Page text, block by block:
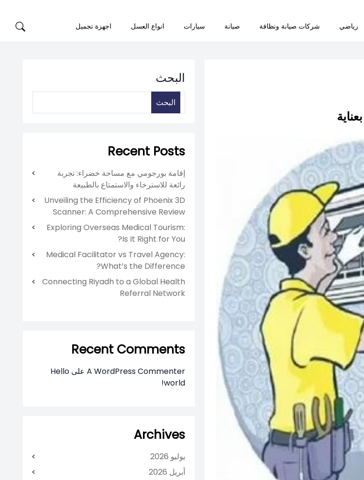
رياضي شركات صيانة ونظافة صيانة سيارات انواع العسل اجهزة تجميل
البحث
البحث
Recent Posts
إقامة بورجومي مع مساحة خضراء: تجربة
رائعة للاسترخاء والاستمتاع بالطبيعة
Unveiling the Efficiency of Phoenix 3D
Scanner: A Comprehensive Review
Exploring Overseas Medical Tourism:
Is It Right for You?
Medical Facilitator vs Travel Agency:
What’s the Difference?
Connecting Riyadh to a Global Health
Referral Network
Recent Comments
A WordPress Commenter على Hello
world!
Archives
يوليو 2026
أبريل 2026